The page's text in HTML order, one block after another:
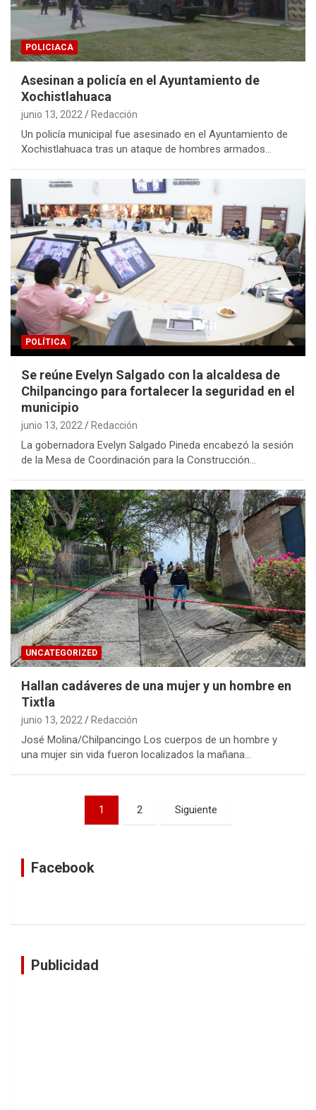
POLICIACA
Asesinan a policía en el Ayuntamiento de
Xochistlahuaca
junio 13, 2022 Redacción
Un policía municipal fue asesinado en el Ayuntamiento de
Xochistlahuaca tras un ataque de hombres armados…
POLÍTICA
Se reúne Evelyn Salgado con la alcaldesa de
Chilpancingo para fortalecer la seguridad en el
municipio
junio 13, 2022 Redacción
La gobernadora Evelyn Salgado Pineda encabezó la sesión
de la Mesa de Coordinación para la Construcción…
UNCATEGORIZED
Hallan cadáveres de una mujer y un hombre en
Tixtla
junio 13, 2022 Redacción
José Molina/Chilpancingo Los cuerpos de un hombre y
una mujer sin vida fueron localizados la mañana…
Navegación
1 2 Siguiente
Facebook
Publicidad